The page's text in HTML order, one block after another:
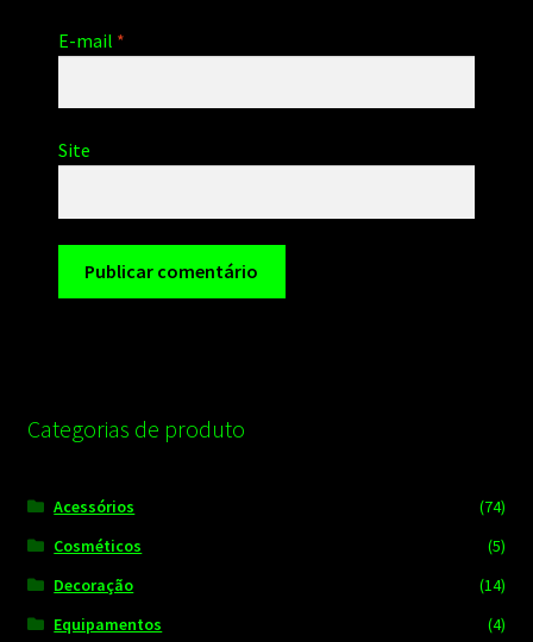
E-mail *
Site
Categorias de produto
Acessórios
(74)
Cosméticos
(5)
Decoração
(14)
Equipamentos
(4)